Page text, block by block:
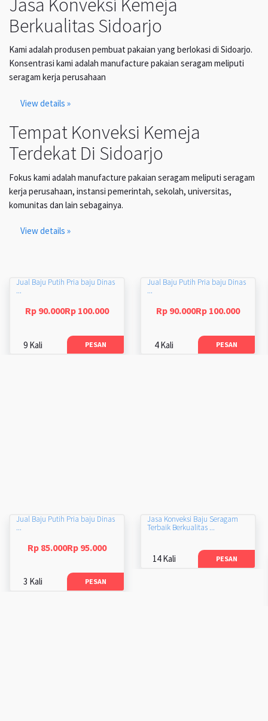
Berkualitas Sidoarjo
Kami adalah produsen pembuat pakaian yang berlokasi di Sidoarjo.
Konsentrasi kami adalah manufacture pakaian seragam meliputi
seragam kerja perusahaan
View details »
Tempat Konveksi Kemeja
Terdekat Di Sidoarjo
Fokus kami adalah manufacture pakaian seragam meliputi seragam
kerja perusahaan, instansi pemerintah, sekolah, universitas,
komunitas dan lain sebagainya.
View details »
Jual Baju Putih Pria baju Dinas
...
Rp 90.000Rp 100.000
9 Kali PESAN
Jual Baju Putih Pria baju Dinas
...
Rp 90.000Rp 100.000
4 Kali PESAN
Jual Baju Putih Pria baju Dinas
...
Rp 85.000Rp 95.000
3 Kali PESAN
Jasa Konveksi Baju Seragam
Terbaik Berkualitas ...
14 Kali PESAN